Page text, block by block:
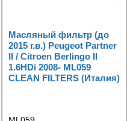
Масляный фильтр (до
2015 г.в.) Peugeot Partner
II / Citroen Berlingo II
1.6HDi 2008- ML059
CLEAN FILTERS (Италия)